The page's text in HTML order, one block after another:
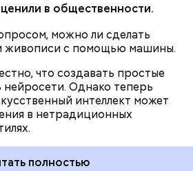
в общественности.
можно ли сделать
живописи с помощью машины.
что создавать простые
нейросети. Однако теперь
интеллект может
в нетрадиционных
полностью